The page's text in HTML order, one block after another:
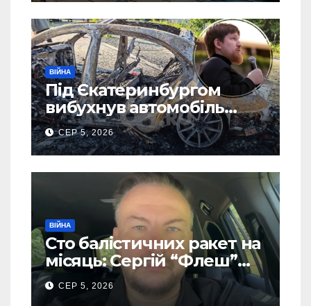
ВІЙНА
Під Єкатеринбургом
вибухнув автомобіль
голови компанії-
виробника дронів “Упир”
– перші подробиці
СЕР 5, 2026
ВІЙНА
Сто балістичних ракет на
місяць: Сергій “Флеш”
закликав українців
готуватися до гіршого
СЕР 5, 2026